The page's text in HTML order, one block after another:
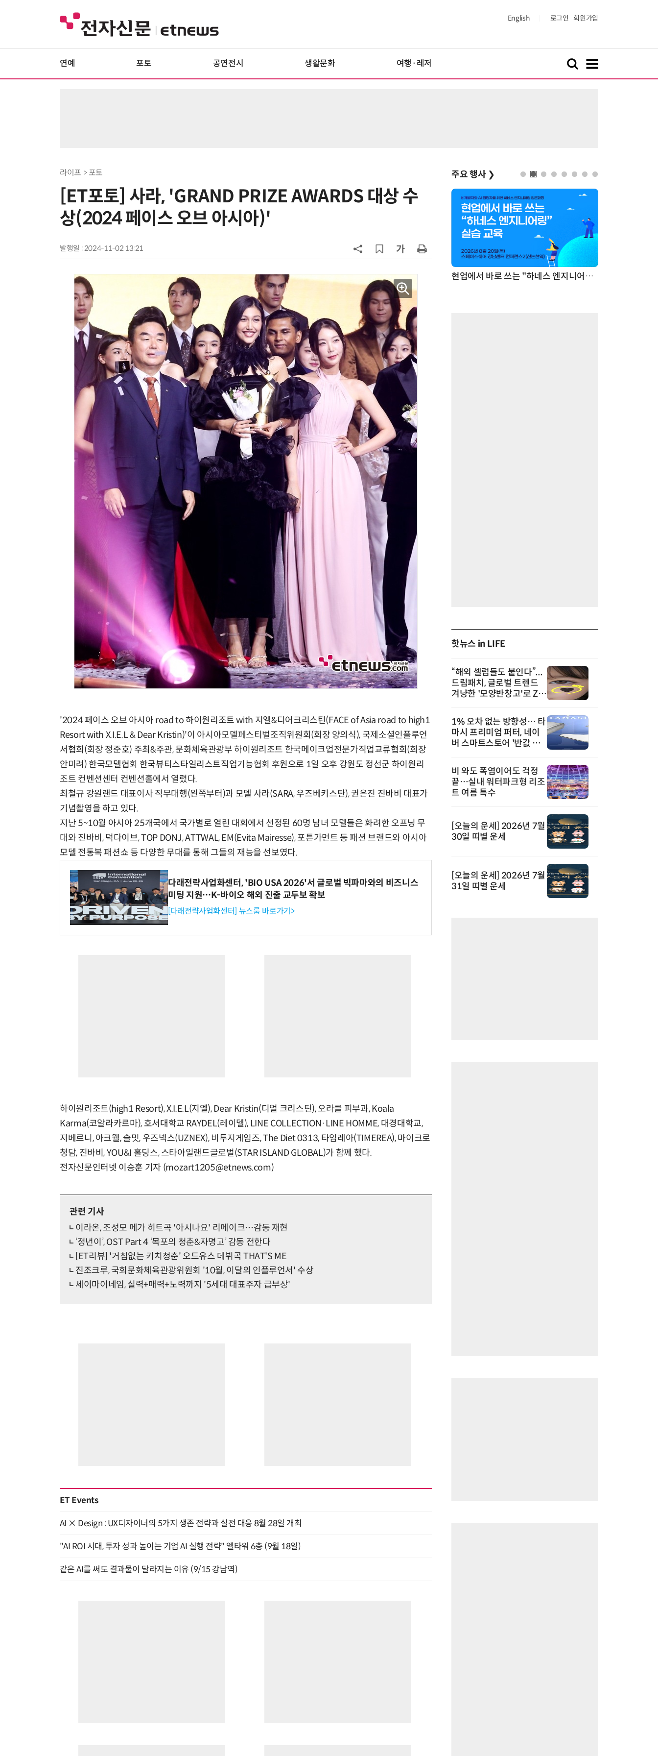
English 로그인 회원가입
연예 포토 공연전시 생활문화 여행·레저
라이프 > 포토
[ET포토] 사라, 'GRAND PRIZE AWARDS 대상 수
상(2024 페이스 오브 아시아)'
발행일 : 2024-11-02 13:21
'2024 페이스 오브 아시아 road to 하이원리조트 with 지엘&디어크리스틴(FACE of Asia road to high1
Resort with X.I.E.L & Dear Kristin)'이 아시아모델페스티벌조직위원회(회장 양의식), 국제소셜인플루언
서협회(회장 정준호) 주최&주관, 문화체육관광부 하이원리조트 한국메이크업전문가직업교류협회(회장
안미려) 한국모델협회 한국뷰티스타일리스트직업기능협회 후원으로 1일 오후 강원도 정선군 하이원리
조트 컨벤션센터 컨벤션홀에서 열렸다.
최철규 강원랜드 대표이사 직무대행(왼쪽부터)과 모델 사라(SARA, 우즈베키스탄), 권은진 진바비 대표가
기념촬영을 하고 있다.
지난 5~10월 아시아 25개국에서 국가별로 열린 대회에서 선정된 60명 남녀 모델들은 화려한 오프닝 무
대와 진바비, 덕다이브, TOP DONJ, ATTWAL, EM(Evita Mairesse), 포튼가먼트 등 패션 브랜드와 아시아
모델 전통복 패션쇼 등 다양한 무대를 통해 그들의 재능을 선보였다.
다래전략사업화센터, 'BIO USA 2026'서 글로벌 빅파마와의 비즈니스
미팅 지원…K-바이오 해외 진출 교두보 확보
[다래전략사업화센터] 뉴스룸 바로가기>
하이원리조트(high1 Resort), X.I.E.L(지엘), Dear Kristin(디얼 크리스틴), 오라클 피부과, Koala
Karma(코알라카르마), 호서대학교 RAYDEL(레이델), LINE COLLECTION·LINE HOMME, 대경대학교,
지베르니, 아크웰, 슬밋, 우즈넥스(UZNEX), 비투지게임즈, The Diet 0313, 타임레아(TIMEREA), 마이크로
청담, 진바비, YOU&I 홀딩스, 스타아일랜드글로벌(STAR ISLAND GLOBAL)가 함께 했다.
전자신문인터넷 이승훈 기자 (mozart1205@etnews.com)
관련 기사
이라온, 조성모 메가 히트곡 '아시나요' 리메이크⋯감동 재현
‘정년이’, OST Part 4 ‘목포의 청춘&자명고’ 감동 전한다
[ET리뷰] '거침없는 키치청춘' 오드유스 데뷔곡 THAT'S ME
진조크루, 국회문화체육관광위원회 '10월, 이달의 인플루언서' 수상
세이마이네임, 실력+매력+노력까지 '5세대 대표주자 급부상'
ET Events
AI × Design : UX디자이너의 5가지 생존 전략과 실전 대응 8월 28일 개최
"AI ROI 시대, 투자 성과 높이는 기업 AI 실행 전략" 엘타워 6층 (9월 18일)
같은 AI를 써도 결과물이 달라지는 이유 (9/15 강남역)
주요 행사 ❯
양자컴퓨팅 비즈니스·기술 입문 1-Day 워크샵 - 큐비트·양자 알고리듬·Qiskit 실습으로 이해하는 차세대 현업에서 바로 쓰는 "하네스 엔지니어링" 실습 교육
핫뉴스 in LIFE
“해외 셀럽들도 붙인다”...
드림패치, 글로벌 트렌드
겨냥한 '모양반창고'로 Z세
1% 오차 없는 방향성… 타
마시 프리미엄 퍼터, 네이
버 스마트스토어 '반값 할
비 와도 폭염이어도 걱정
끝…실내 워터파크형 리조
트 여름 특수
[오늘의 운세] 2026년 7월
30일 띠별 운세
[오늘의 운세] 2026년 7월
31일 띠별 운세